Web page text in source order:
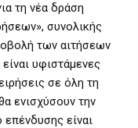
τη νέα δράση
συνολικής
των αιτήσεων
υφιστάμενες
σε όλη τη
ενισχύσουν την
είναι